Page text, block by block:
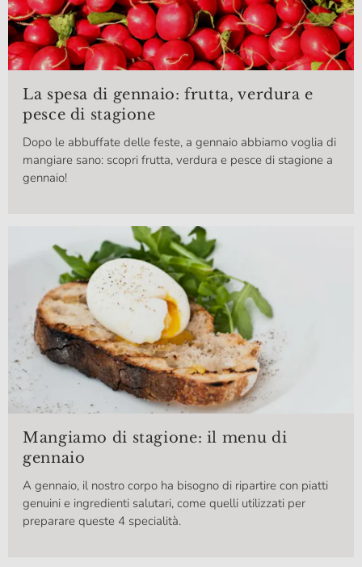
La spesa di gennaio: frutta, verdura e
pesce di stagione
Dopo le abbuffate delle feste, a gennaio abbiamo voglia di
mangiare sano: scopri frutta, verdura e pesce di stagione a
gennaio!
Mangiamo di stagione: il menu di
gennaio
A gennaio, il nostro corpo ha bisogno di ripartire con piatti
genuini e ingredienti salutari, come quelli utilizzati per
preparare queste 4 specialità.